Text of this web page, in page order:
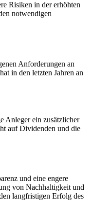
Risiken in der erhöhten
notwendigen
Anforderungen an
in den letzten Jahren an
Anleger ein zusätzlicher
auf Dividenden und die
und eine engere
von Nachhaltigkeit und
langfristigen Erfolg des